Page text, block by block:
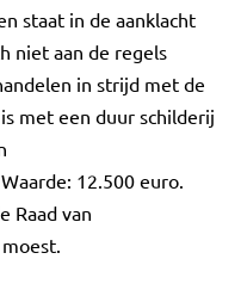
staat in de aanklacht
niet aan de regels
in strijd met de
met een duur schilderij
12.500 euro.
Raad van